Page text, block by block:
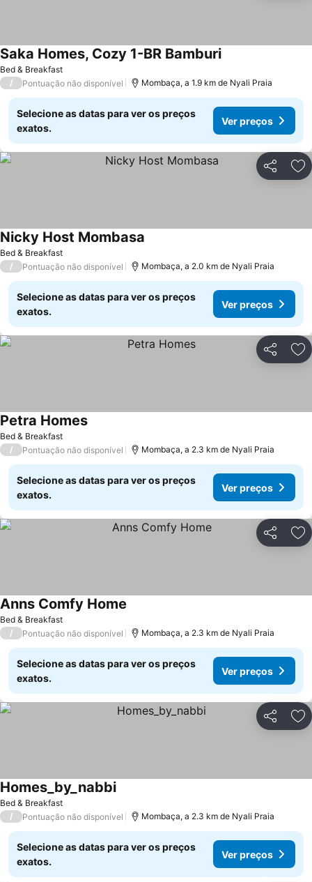
Bed & Breakfast
Saka Homes, Cozy 1-BR Bamburi
/ Pontuação não disponível Mombaça, a 1.9 km de Nyali Praia
Selecione as datas para ver os preços
exatos.
Ver preços
Partilhar
Bed & Breakfast
Nicky Host Mombasa
/ Pontuação não disponível Mombaça, a 2.0 km de Nyali Praia
Selecione as datas para ver os preços
exatos.
Ver preços
Partilhar
Bed & Breakfast
Petra Homes
/ Pontuação não disponível Mombaça, a 2.3 km de Nyali Praia
Selecione as datas para ver os preços
exatos.
Ver preços
Partilhar
Bed & Breakfast
Anns Comfy Home
/ Pontuação não disponível Mombaça, a 2.3 km de Nyali Praia
Selecione as datas para ver os preços
exatos.
Ver preços
Partilhar
Bed & Breakfast
Homes_by_nabbi
/ Pontuação não disponível Mombaça, a 2.3 km de Nyali Praia
Selecione as datas para ver os preços
exatos.
Ver preços